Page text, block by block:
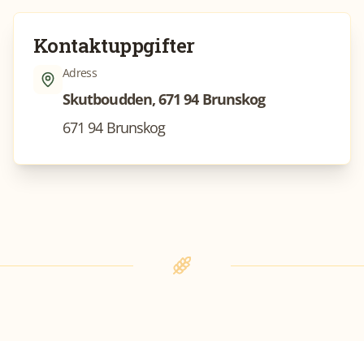
Kontaktuppgifter
Adress
Skutboudden, 671 94 Brunskog
671 94 Brunskog